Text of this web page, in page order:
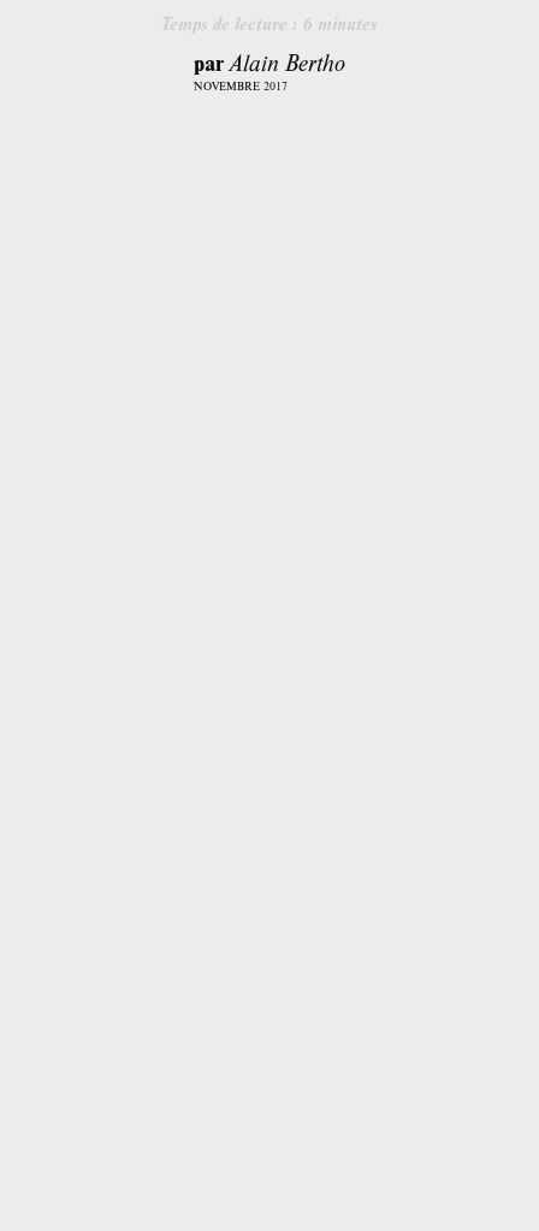
Temps de lecture : 6 minutes
par Alain Bertho
NOVEMBRE 2017